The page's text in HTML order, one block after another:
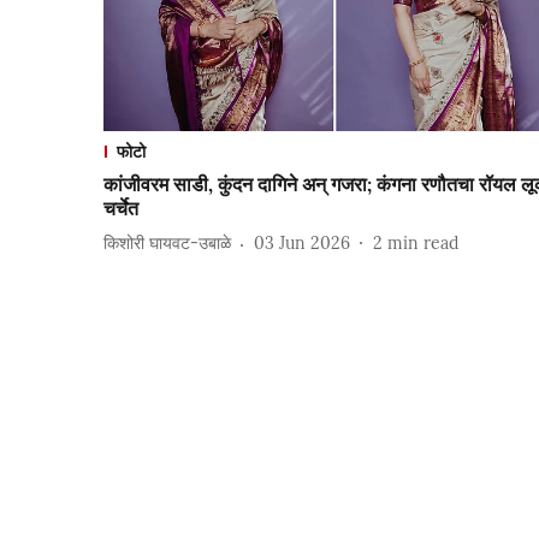
फोटो
कांजीवरम साडी, कुंदन दागिने अन् गजरा; कंगना रणौतचा रॉयल
चर्चेत
किशोरी घायवट-उबाळे 03 Jun 2026 2 min read